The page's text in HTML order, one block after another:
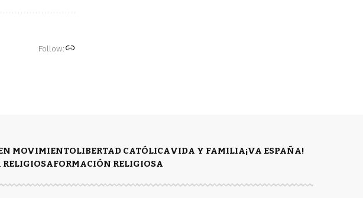
Follow:
MOVIMIENTOLIBERTAD CATÓLICAVIDA Y FAMILIA¡VA ESPAÑA!
RELIGIOSAFORMACIÓN RELIGIOSA